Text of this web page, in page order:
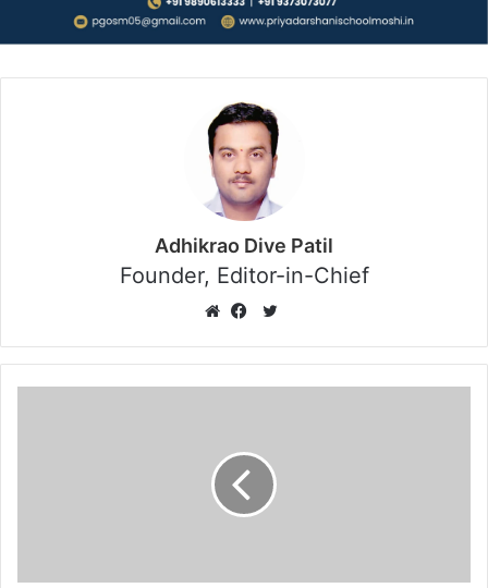
Adhikrao Dive Patil
Founder, Editor-in-Chief
Twitter